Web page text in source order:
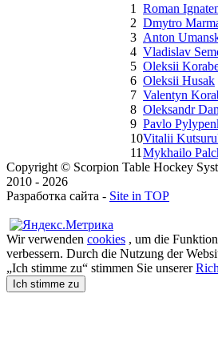
1 Roman
2 Dmytro
3 Anton
4 Vladislav
5 Oleksii
6 Oleksii Husak
7 Valentyn
8 Oleksandr
9 Pavlo
10Vitalii
11 Mykhailo
Copyright © Scorpion Table Hockey
2010 - 2026
Разработка сайта - Site in TOP
Wir verwenden cookies , um die
verbessern. Durch die Nutzung der
„Ich stimme zu“ stimmen Sie unserer
Ich stimme zu